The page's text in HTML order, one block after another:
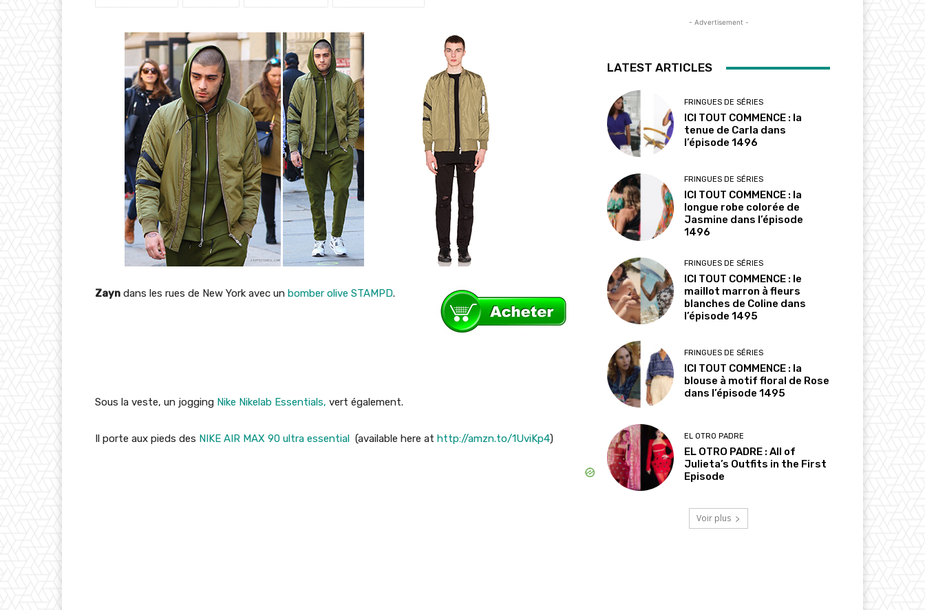
Zayn dans les rues de New York avec un bomber olive STAMPD.
Sous la veste, un jogging Nike Nikelab Essentials, vert également.
Il porte aux pieds des NIKE AIR MAX 90 ultra essential (available here at http://amzn.to/1UviKp4)
- Advertisement -
LATEST ARTICLES
FRINGUES DE SÉRIES
ICI TOUT COMMENCE : la
tenue de Carla dans
l’épisode 1496
FRINGUES DE SÉRIES
ICI TOUT COMMENCE : la
longue robe colorée de
Jasmine dans l’épisode
1496
FRINGUES DE SÉRIES
ICI TOUT COMMENCE : le
maillot marron à fleurs
blanches de Coline dans
l’épisode 1495
FRINGUES DE SÉRIES
ICI TOUT COMMENCE : la
blouse à motif floral de Rose
dans l’épisode 1495
EL OTRO PADRE
EL OTRO PADRE : All of
Julieta’s Outfits in the First
Episode
Voir plus